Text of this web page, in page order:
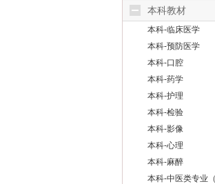
本科教材
本科-临床医学
本科-预防医学
本科-口腔
本科-药学
本科-护理
本科-检验
本科-影像
本科-心理
本科-麻醉
本科-中医类专业